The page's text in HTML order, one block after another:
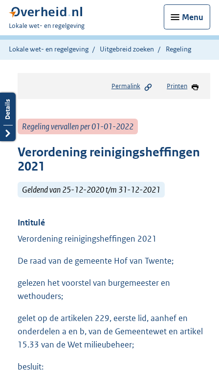
Menu
U
bent
hier:
Lokale wet- en regelgeving
Lokale wet- en regelgeving Uitgebreid zoeken Regeling
Permalink Printen
Regeling vervallen per 01-01-2022
Verordening reinigingsheffingen
2021
Geldend van 25-12-2020 t/m 31-12-2021
Intitulé
Verordening reinigingsheffingen 2021
De raad van de gemeente Hof van Twente;
gelezen het voorstel van burgemeester en
wethouders;
gelet op de artikelen 229, eerste lid, aanhef en
onderdelen a en b, van de Gemeentewet en artikel
15.33 van de Wet milieubeheer;
besluit: